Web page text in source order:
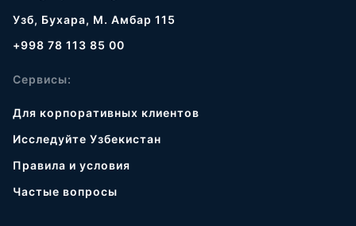
Узб, Бухара, М. Амбар 115
+998 78 113 85 00
Сервисы:
Для корпоративных клиентов
Исследуйте Узбекистан
Правила и условия
Частые вопросы